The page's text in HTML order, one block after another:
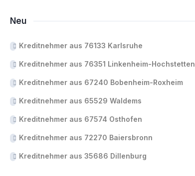
Neu
Kreditnehmer aus 76133 Karlsruhe
Kreditnehmer aus 76351 Linkenheim-Hochstetten
Kreditnehmer aus 67240 Bobenheim-Roxheim
Kreditnehmer aus 65529 Waldems
Kreditnehmer aus 67574 Osthofen
Kreditnehmer aus 72270 Baiersbronn
Kreditnehmer aus 35686 Dillenburg